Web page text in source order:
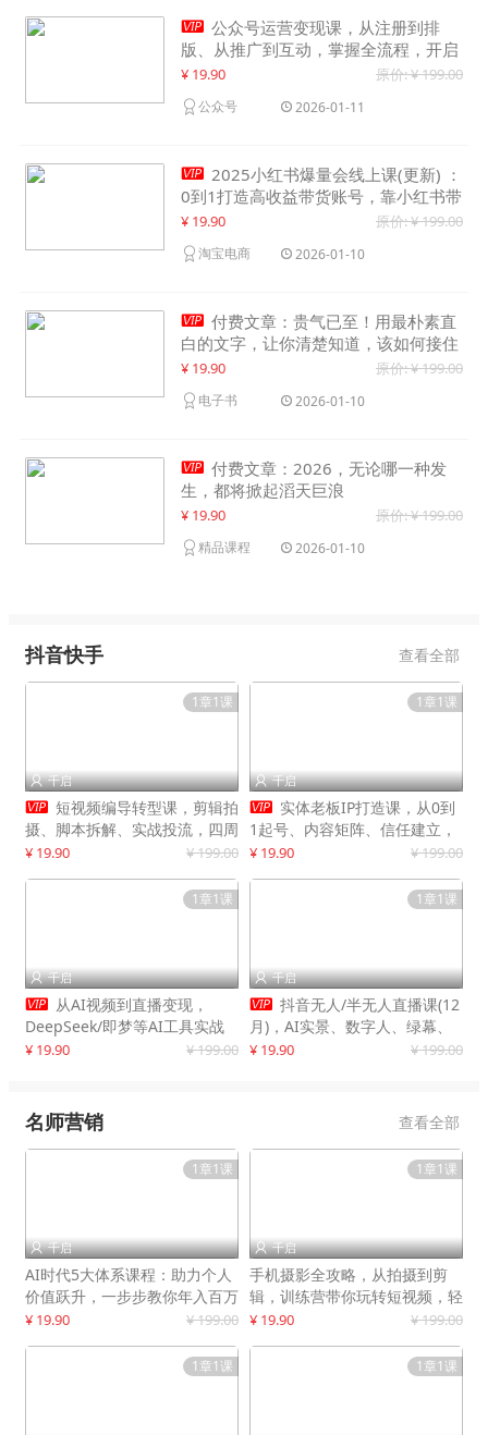
 公众号运营变现课，从注册到排
版、从推广到互动，掌握全流程，开启
个人品牌月入30000+
¥ 19.90 原价: ¥ 199.00
公众号 2026-01-11
 2025小红书爆量会线上课(更新) ：
0到1打造高收益带货账号，靠小红书带
货年入100w？机会来了！
¥ 19.90 原价: ¥ 199.00
淘宝电商 2026-01-10
 付费文章：贵气已至！用最朴素直
白的文字，让你清楚知道，该如何接住
这一次时代的泼天富贵
¥ 19.90 原价: ¥ 199.00
电子书 2026-01-10
 付费文章：2026，无论哪一种发
生，都将掀起滔天巨浪
¥ 19.90 原价: ¥ 199.00
精品课程 2026-01-10
抖音快手 查看全部
1章1课
 千启
 短视频编导转型课，剪辑拍
摄、脚本拆解、实战投流，四周
系统教学，快速入行月入2w+
¥ 19.90 ¥ 199.00
1章1课
 千启
 实体老板IP打造课，从0到
1起号、内容矩阵、信任建立，
打造门店IP，稳定获客增收
¥ 19.90 ¥ 199.00
1章1课
 千启
 从AI视频到直播变现，
DeepSeek/即梦等AI工具实战
教学，生产爆款视频，打造高流
¥ 19.90 ¥ 199.00
1章1课
 千启
 抖音无人/半无人直播课(12
月)，AI实景、数字人、绿幕、
多种玩法、24小时自动盈利
¥ 19.90 ¥ 199.00
名师营销 查看全部
1章1课
 千启
AI时代5大体系课程：助力个人
价值跃升，一步步教你年入百万
¥ 19.90 ¥ 199.00
1章1课
 千启
手机摄影全攻略，从拍摄到剪
辑，训练营带你玩转短视频，轻
松拍大片
¥ 19.90 ¥ 199.00
1章1课 1章1课